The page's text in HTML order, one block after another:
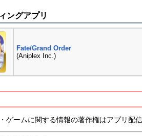
ングアプリ
Fate/Grand Order
(Aniplex Inc.)
ゲームに関する情報の著作権はアプリ配信